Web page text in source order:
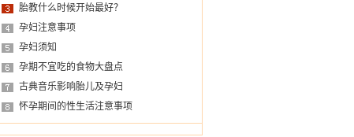
胎教什么时候开始最好？
孕妇注意事项
孕妇须知
孕期不宜吃的食物大盘点
古典音乐影响胎儿及孕妇
怀孕期间的性生活注意事项